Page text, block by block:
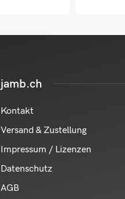
jamb.ch
Kontakt
Versand & Zustellung
Impressum / Lizenzen
Datenschutz
AGB